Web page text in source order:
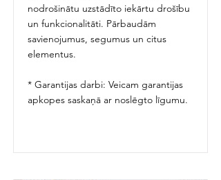
nodrošinātu uzstādīto iekārtu drošību
un funkcionalitāti. Pārbaudām
savienojumus, segumus un citus
elementus.
* Garantijas darbi: Veicam garantijas
apkopes saskaņā ar noslēgto līgumu.